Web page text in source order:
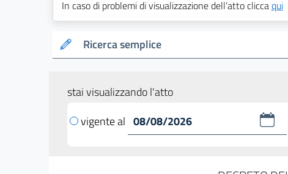
In caso di problemi di visualizzazione dell’atto cliccaqui
Ricerca semplice
stai visualizzando l'atto
vigente al